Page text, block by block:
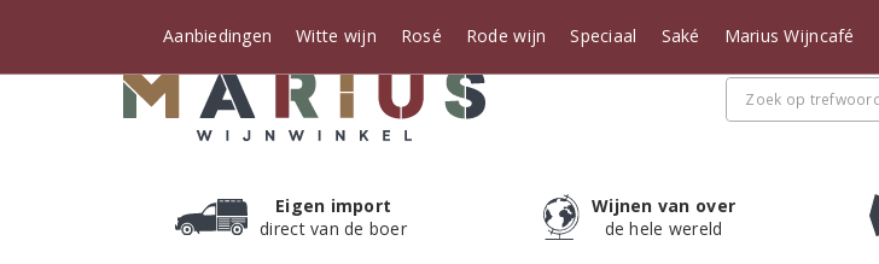
Eigen import
direct van de boer
Wijnen van over
de hele wereld
Aanbiedingen Witte wijn Rosé Rode wijn Speciaal Saké Marius Wijncafé